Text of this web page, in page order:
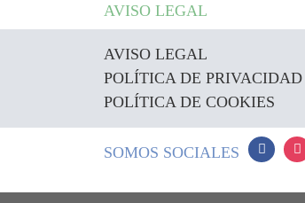
AVISO LEGAL
AVISO LEGAL
POLÍTICA DE PRIVACIDAD
POLÍTICA DE COOKIES
SOMOS SOCIALES